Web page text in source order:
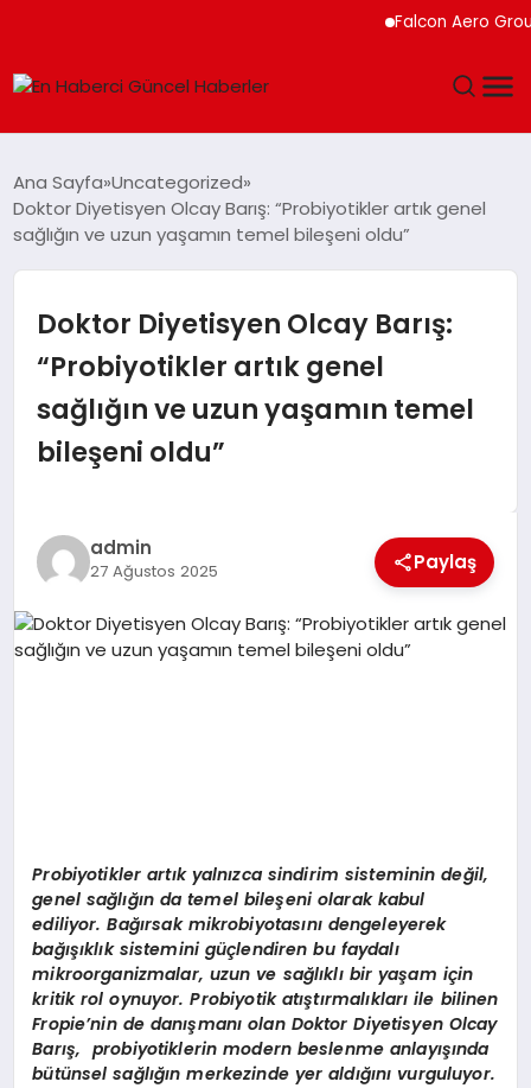
Falcon Aero Group,
SPOR
MAGAZIN
EKONOMI
SIYASET
Ana Sayfa Uncategorized
Doktor Diyetisyen Olcay Barış: “Probiyotikler artık genel
sağlığın ve uzun yaşamın temel bileşeni oldu”
Doktor Diyetisyen Olcay Barış:
“Probiyotikler artık genel
sağlığın ve uzun yaşamın temel
bileşeni oldu”
admin
27 Ağustos 2025 Paylaş
Probiyotikler artık yalnızca sindirim sisteminin değil,
genel sağlığın da temel bileşeni olarak kabul
ediliyor. Bağırsak mikrobiyotasını dengeleyerek
bağışıklık sistemini güçlendiren bu faydalı
mikroorganizmalar, uzun ve sağlıklı bir yaşam için
kritik rol oynuyor. Probiyotik atıştırmalıkları ile bilinen
Fropie’nin de danışmanı olan Doktor Diyetisyen Olcay
Barış, probiyotiklerin modern beslenme anlayışında
bütünsel sağlığın merkezinde yer aldığını vurguluyor.